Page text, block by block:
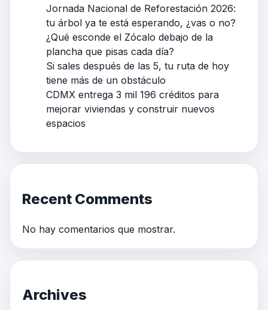
Jornada Nacional de Reforestación 2026:
tu árbol ya te está esperando, ¿vas o no?
¿Qué esconde el Zócalo debajo de la
plancha que pisas cada día?
Si sales después de las 5, tu ruta de hoy
tiene más de un obstáculo
CDMX entrega 3 mil 196 créditos para
mejorar viviendas y construir nuevos
espacios
Recent Comments
No hay comentarios que mostrar.
Archives